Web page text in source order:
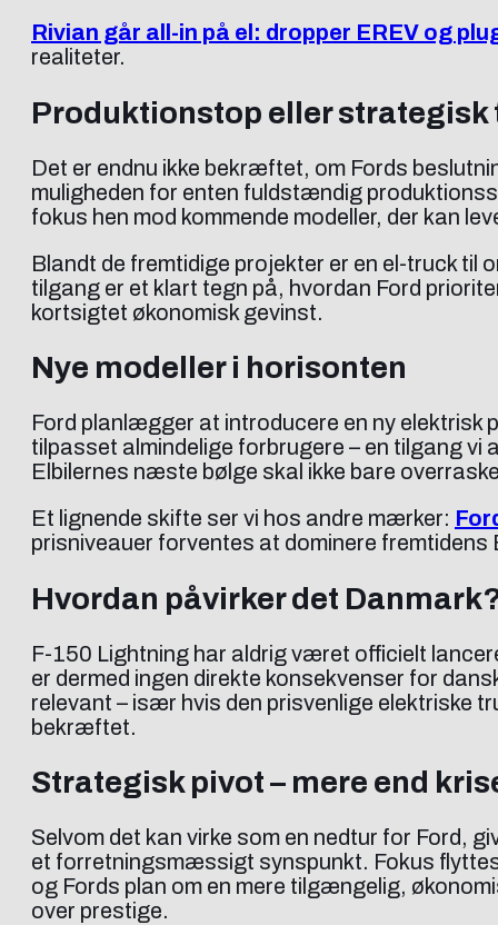
Rivian går all-in på el: dropper EREV og
realiteter.
Produktionstop eller
Det er endnu ikke bekræftet, om Fords
muligheden for enten fuldstændig
fokus hen mod kommende modeller, der kan
Blandt de fremtidige projekter er en el-truck til
tilgang er et klart tegn på, hvordan Ford
kortsigtet økonomisk gevinst.
Nye modeller i horisonten
Ford planlægger at introducere en ny elektrisk
tilpasset almindelige forbrugere – en tilgang
Elbilernes næste bølge skal ikke bare
Et lignende skifte ser vi hos andre mærker:
prisniveauer forventes at dominere fremtidens
Hvordan påvirker det
F-150 Lightning har aldrig været officielt
er dermed ingen direkte konsekvenser for
relevant – især hvis den prisvenlige elektriske
bekræftet.
Strategisk pivot – mere end
Selvom det kan virke som en nedtur for Ford,
et forretningsmæssigt synspunkt. Fokus
og Fords plan om en mere tilgængelig,
over prestige.